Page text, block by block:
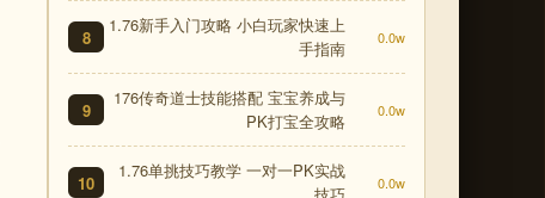
8
1.76新手入门攻略 小白玩家快速上
手指南
0.0w
9
176传奇道士技能搭配 宝宝养成与
PK打宝全攻略
0.0w
10
1.76单挑技巧教学 一对一PK实战
0.0w